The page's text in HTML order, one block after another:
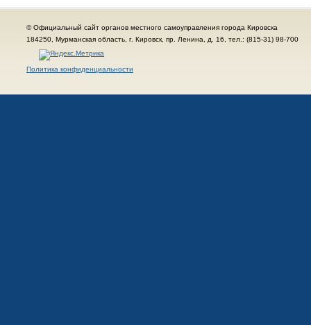
© Официальный сайт органов местного самоуправления города Кировска
184250, Мурманская область, г. Кировск, пр. Ленина, д. 16, тел.: (815-31) 98-700
Политика конфиденциальности